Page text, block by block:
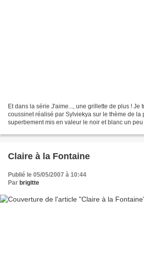
Et dans la série J'aime..., une grillette de plus ! Je
coussinet réalisé par Sylviekya sur le thème de la
superbement mis en valeur le noir et blanc un
Claire à la Fontaine
Publié le 05/05/2007 à 10:44
Par brigitte